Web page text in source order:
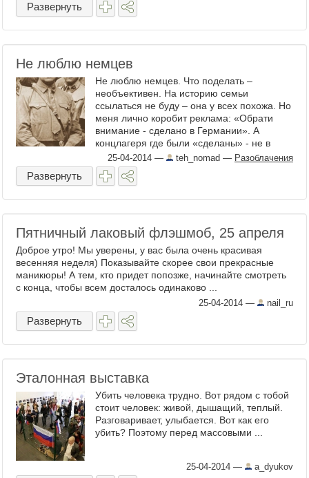
Развернуть
Не люблю немцев
Не люблю немцев. Что поделать –
необъективен. На историю семьи
ссылаться не буду – она у всех похожа. Но
меня лично коробит реклама: «Обрати
внимание - сделано в Германии». А
концлагеря где были «сделаны» - не в
Германии? «Ну, ты сравнил!», - скажете
мне. Да, сравнил. И буду ...
25-04-2014 — teh_nomad — Разоблачения
Развернуть
Пятничный лаковый флэшмоб, 25 апреля
Доброе утро! Мы уверены, у вас была очень красивая
весенняя неделя) Показывайте скорее свои прекрасные
маникюры! А тем, кто придет попозже, начинайте смотреть
с конца, чтобы всем досталось одинаково ...
25-04-2014 — nail_ru
Развернуть
Эталонная выставка
Убить человека трудно. Вот рядом с тобой
стоит человек: живой, дышащий, теплый.
Разговаривает, улыбается. Вот как его
убить? Поэтому перед массовыми ...
25-04-2014 — a_dyukov